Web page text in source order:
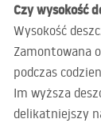
Czy wysokość
Wysokość
Zamontowana
podczas
Im wyższa
delikatniejszy